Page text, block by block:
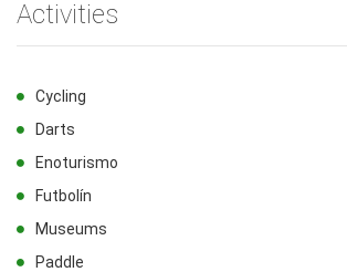
Activities
Cycling
Darts
Enoturismo
Futbolín
Museums
Paddle